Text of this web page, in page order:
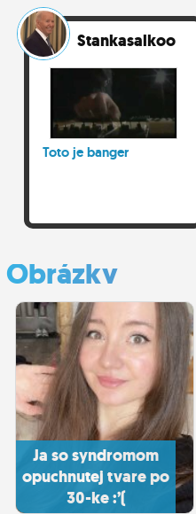
Stankasalkoo
Toto je banger
Obrázky
Ja so syndromom
opuchnutej tvare po
30-ke :’(